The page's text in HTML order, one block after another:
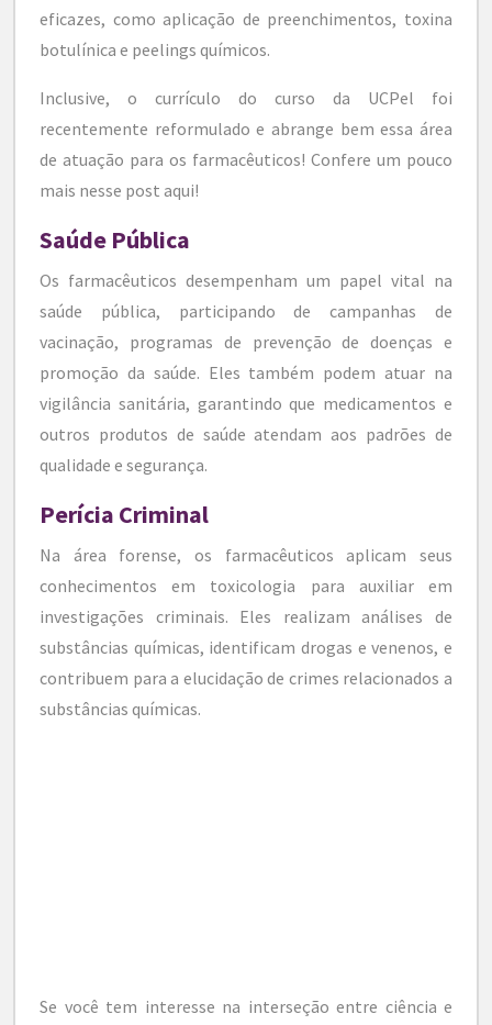
eficazes, como aplicação de preenchimentos, toxina
botulínica e peelings químicos.
Inclusive, o currículo do curso da UCPel foi
recentemente reformulado e abrange bem essa área
de atuação para os farmacêuticos! Confere um pouco
mais nesse post aqui!
Saúde Pública
Os farmacêuticos desempenham um papel vital na
saúde pública, participando de campanhas de
vacinação, programas de prevenção de doenças e
promoção da saúde. Eles também podem atuar na
vigilância sanitária, garantindo que medicamentos e
outros produtos de saúde atendam aos padrões de
qualidade e segurança.
Perícia Criminal
Na área forense, os farmacêuticos aplicam seus
conhecimentos em toxicologia para auxiliar em
investigações criminais. Eles realizam análises de
substâncias químicas, identificam drogas e venenos, e
contribuem para a elucidação de crimes relacionados a
substâncias químicas.
Se você tem interesse na interseção entre ciência e